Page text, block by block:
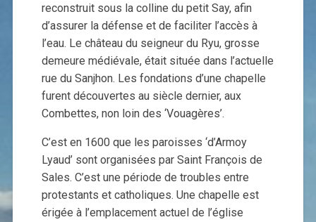
reconstruit sous la colline du petit Say, afin
d’assurer la défense et de faciliter l’accès à
l’eau. Le château du seigneur du Ryu, grosse
demeure médiévale, était située dans l’actuelle
rue du Sanjhon. Les fondations d’une chapelle
furent découvertes au siècle dernier, aux
Combettes, non loin des ‘Vouagères’.
C’est en 1600 que les paroisses ‘d’Armoy
Lyaud’ sont organisées par Saint François de
Sales. C’est une période de troubles entre
protestants et catholiques. Une chapelle est
érigée à l’emplacement actuel de l’église